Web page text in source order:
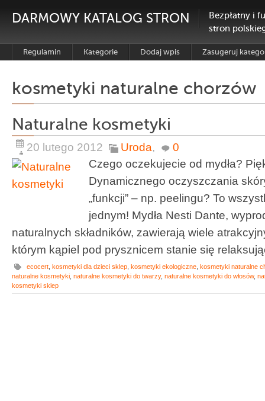
DARMOWY KATALOG STRON
Bezpłatny i
stron
Regulamin Kategorie Dodaj wpis Zasugeruj
kosmetyki naturalne chorzów
Naturalne kosmetyki
20 lutego 2012 Uroda,
0
Czego oczekujecie od mydła?
Dynamicznego oczyszczania
„funkcji” – np. peelingu? To
jednym! Mydła Nesti Dante,
naturalnych składników, zawierają wiele
którym kąpiel pod prysznicem stanie się
ecocert kosmetyki dla dzieci sklep kosmetyki ekologiczne kosmetyki naturalne
naturalne kosmetyki naturalne kosmetyki do twarzy, naturalne kosmetyki do włosów,
kosmetyki sklep